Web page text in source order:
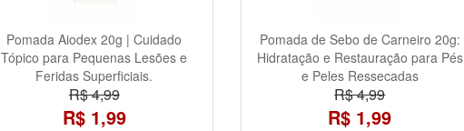
Pomada Aiodex 20g | Cuidado
Tópico para Pequenas Lesões e
Feridas Superficiais.
R$ 4,99
R$ 1,99
Pomada de Sebo de Carneiro 20g:
Hidratação e Restauração para Pés
e Peles Ressecadas
R$ 4,99
R$ 1,99